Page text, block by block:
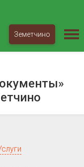
Земетчино
область